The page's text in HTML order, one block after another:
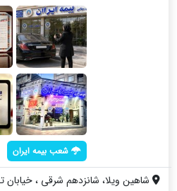
شعب بیمه ایران
شاهین ویلا، شانزدهم شرقی ، خیابان